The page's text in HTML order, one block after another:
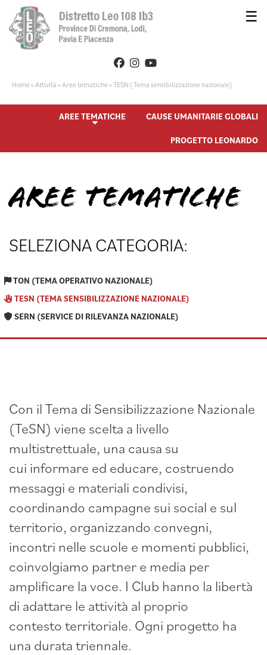
☰
Home» Attività » Aree tematiche» TESN (Tema sensibilizzazione nazionale)
AREE TEMATICHE CAUSE UMANITARIE GLOBALI
PROGETTO LEONARDO
AREE TEMATICHE
SELEZIONA CATEGORIA:
TON (TEMA OPERATIVO NAZIONALE)
TESN (TEMA SENSIBILIZZAZIONE NAZIONALE)
SERN (SERVICE DI RILEVANZA NAZIONALE)
Con il Tema di Sensibilizzazione Nazionale
(TeSN) viene scelta a livello
multistrettuale, una causa su
cui informare ed educare, costruendo
messaggi e materiali condivisi,
coordinando campagne sui social e sul
territorio, organizzando convegni,
incontri nelle scuole e momenti pubblici,
coinvolgiamo partner e media per
amplificare la voce. I Club hanno la libertà
di adattare le attività al proprio
contesto territoriale. Ogni progetto ha
una durata triennale.